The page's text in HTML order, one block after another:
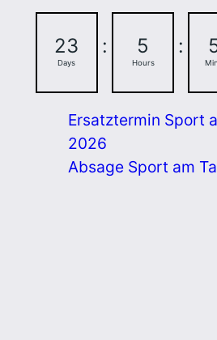
23
Days
: 5
Hours
:
Ersatztermin Sport
2026
Absage Sport am